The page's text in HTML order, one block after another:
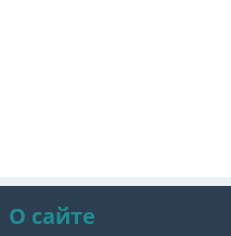
О сайте